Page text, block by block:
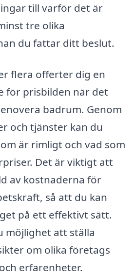
till varför det är
tre olika
du fattar ditt beslut.
flera offerter dig en
för prisbilden när det
badrum. Genom
och tjänster kan du
är rimligt och vad som
Det är viktigt att
av kostnaderna för
så att du kan
på ett effektivt sätt.
möjlighet att ställa
om olika företags
erfarenheter.